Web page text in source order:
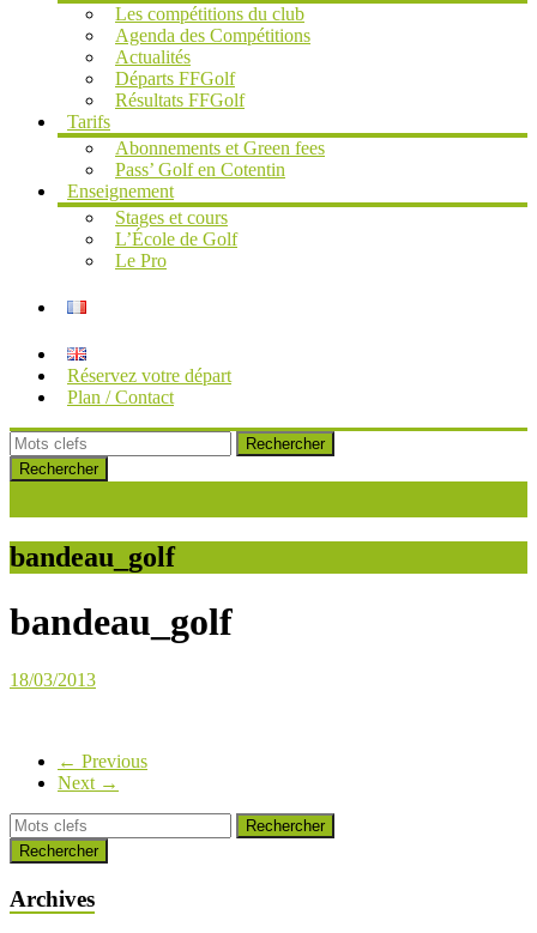
Les compétitions du club
Agenda des Compétitions
Actualités
Départs FFGolf
Résultats FFGolf
Tarifs
Abonnements et Green fees
Pass’ Golf en Cotentin
Enseignement
Stages et cours
L’École de Golf
Le Pro
Réservez votre départ
Plan / Contact
Rechercher
bandeau_golf
bandeau_golf
18/03/2013
← Previous
Next →
Rechercher
Archives